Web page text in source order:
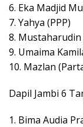
6. Eka Madjid
7. Yahya (PPP)
8. Mustaharudin
9. Umaima
10. Mazlan
Dapil Jambi 6
1. Bima Audia